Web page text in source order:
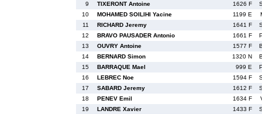
9
TIXERONT Antoine 1626 F
10
MOHAMED SOILIHI Yacine 1199 E
11
RICHARD Jeremy 1641 F
12
BRAVO PAUSADER Antonio 1661 F
13
OUVRY Antoine 1577 F
14
BERNARD Simon 1320 N
15
BARRAQUE Mael 999 E
16
LEBREC Noe 1594 F
17
SABARD Jeremy 1612 F
18
PENEV Emil 1634 F
19
LANDRE Xavier 1433 F